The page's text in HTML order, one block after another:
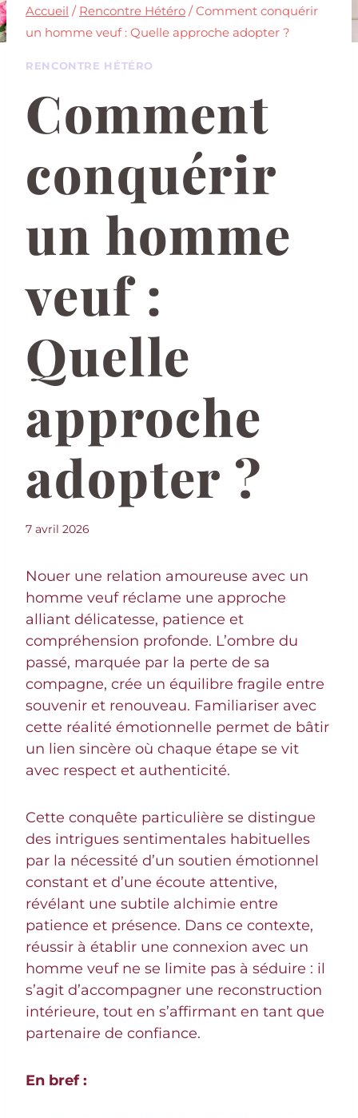
Accueil / Rencontre Hétéro / Comment conquérir
un homme veuf : Quelle approche adopter ?
RENCONTRE HÉTÉRO
Comment
conquérir
un homme
veuf :
Quelle
approche
adopter ?
7 avril 2026
Nouer une relation amoureuse avec un
homme veuf réclame une approche
alliant délicatesse, patience et
compréhension profonde. L’ombre du
passé, marquée par la perte de sa
compagne, crée un équilibre fragile entre
souvenir et renouveau. Familiariser avec
cette réalité émotionnelle permet de bâtir
un lien sincère où chaque étape se vit
avec respect et authenticité.
Cette conquête particulière se distingue
des intrigues sentimentales habituelles
par la nécessité d’un soutien émotionnel
constant et d’une écoute attentive,
révélant une subtile alchimie entre
patience et présence. Dans ce contexte,
réussir à établir une connexion avec un
homme veuf ne se limite pas à séduire : il
s’agit d’accompagner une reconstruction
intérieure, tout en s’affirmant en tant que
partenaire de confiance.
En bref :